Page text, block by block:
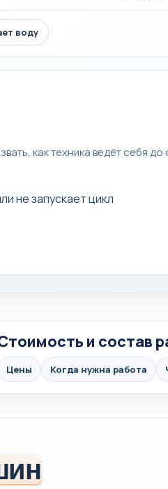
воду
как техника ведёт себя
не запускает цикл
и состав
Цены Когда нужна работа